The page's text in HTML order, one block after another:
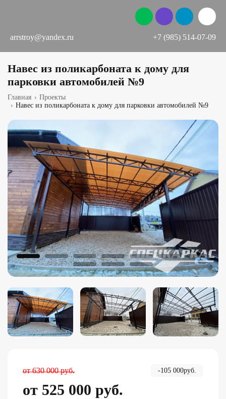
arrstroy@yandex.ru +7 (985) 514-07-09
Навес из поликарбоната к дому для
парковки автомобилей №9
Главная › Проекты
› Навес из поликарбоната к дому для парковки автомобилей №9
от630 000 руб. -105 000руб.
от 525 000 руб.